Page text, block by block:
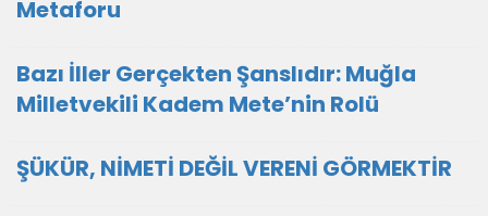
Metaforu
Bazı İller Gerçekten Şanslıdır: Muğla
Milletvekili Kadem Mete’nin Rolü
ŞÜKÜR, NİMETİ DEĞİL VERENİ GÖRMEKTİR